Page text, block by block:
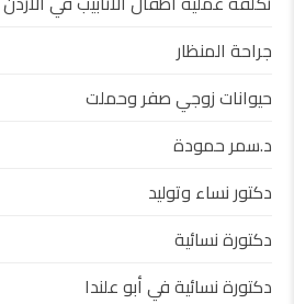
جراحة المنظار
حيوانات زوجي صفر وحملت
د.سمر حمودة
دكتور نساء وتوليد
دكتورة نسائية
دكتورة نسائية في أبو علندا